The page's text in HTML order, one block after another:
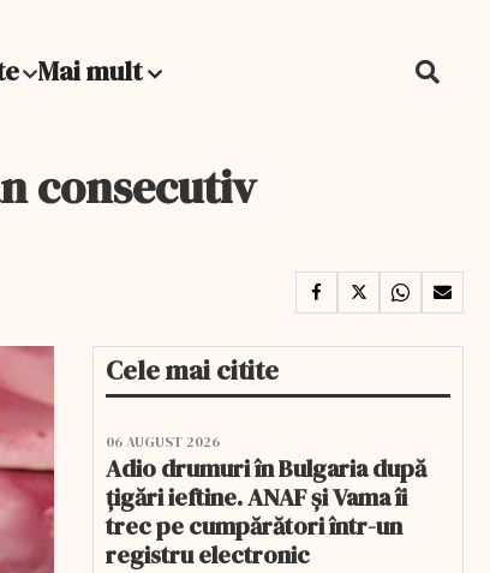
Mai mult
consecutiv
Cele mai citite
06 AUGUST 2026
Adio drumuri în Bulgaria după
țigări ieftine. ANAF și Vama îi
trec pe cumpărători într-un
registru electronic